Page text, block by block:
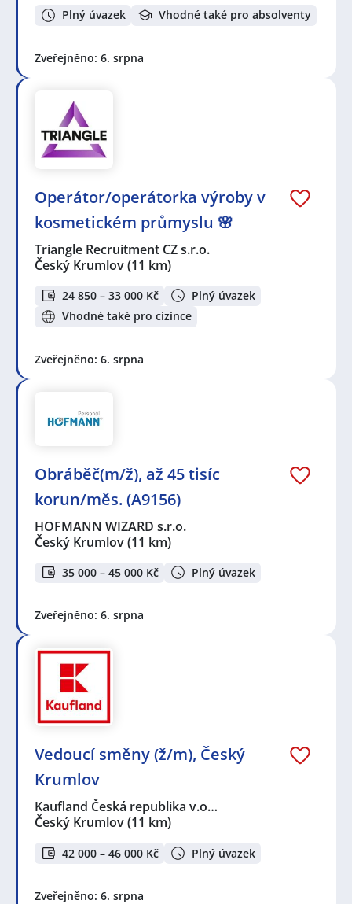
Plný úvazek Vhodné také pro absolventy
Zveřejněno: 6. srpna
Operátor/operátorka výroby v
kosmetickém průmyslu 🌸
Triangle Recruitment CZ s.r.o.
Český Krumlov(11 km)
24 850 – 33 000 Kč
Plný úvazek
Vhodné také pro cizince
Zveřejněno: 6. srpna
Obráběč(m/ž), až 45 tisíc
korun/měs. (A9156)
HOFMANN WIZARD s.r.o.
Český Krumlov(11 km)
35 000 – 45 000 Kč Plný úvazek
Zveřejněno: 6. srpna
Vedoucí směny (ž/m), Český
Krumlov
Kaufland Česká republika v.o…
Český Krumlov(11 km)
42 000 – 46 000 Kč Plný úvazek
Zveřejněno: 6. srpna